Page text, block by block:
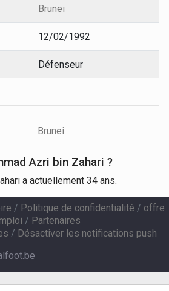
Brunei
12/02/1992
Défenseur
Brunei
Azri bin Zahari ?
a actuellement 34 ans.
/ Politique de confidentialité / offre
/ Partenaires
/ Désactiver les notifications push